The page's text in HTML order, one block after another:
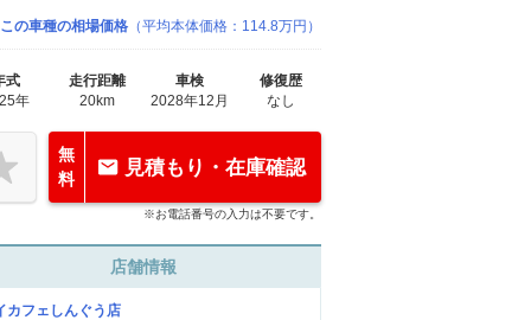
この車種の相場価格 （平均本体価格：114.8万円）
式
年
走行距離
20km
車検
2028年12月
修復歴
なし
無
料
見積もり・在庫確認
※お電話番号の入力は不要です。
店舗情報
カフェしんぐう店